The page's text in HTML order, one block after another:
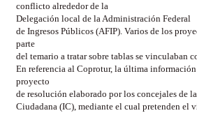
conflicto alrededor de la
Delegación local de la Administración Federal
de Ingresos Públicos (AFIP). Varios de los
parte
del temario a tratar sobre tablas se vinculaban
En referencia al Coprotur, la última
proyecto
de resolución elaborado por los concejales de
Ciudadana (IC), mediante el cual pretenden el